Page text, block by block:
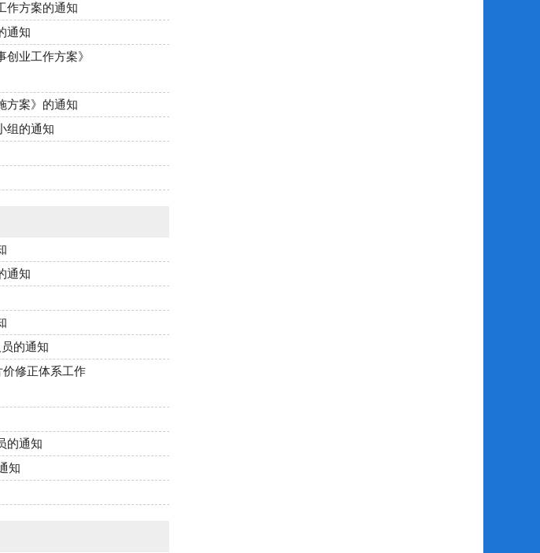
作方案的通知
通知
业工作方案》
方案》的通知
组的通知
通知
的通知
价修正体系工作
的通知
知